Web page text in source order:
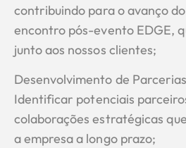
contribuindo para o avanço
encontro pós-evento EDGE,
junto aos nossos clientes;
Desenvolvimento de
Identificar potenciais
colaborações estratégicas
a empresa a longo prazo;